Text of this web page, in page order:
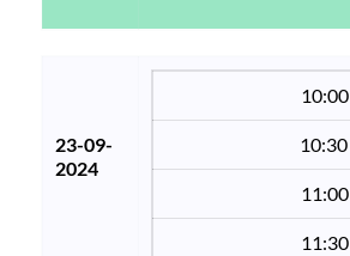
23-09-
2024
10:00
10:30
11:00
11:30